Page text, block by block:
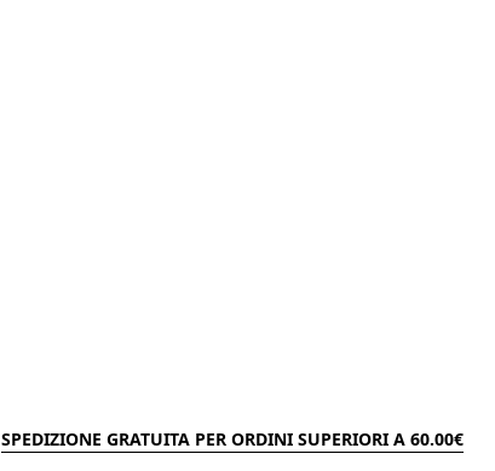
SPEDIZIONE GRATUITA PER ORDINI SUPERIORI A 60.00€